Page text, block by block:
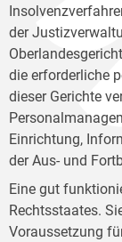
der
die erforderliche
dieser Gerichte
Einrichtung,
der Aus- und
Eine gut
Rechtsstaates.
Voraussetzung